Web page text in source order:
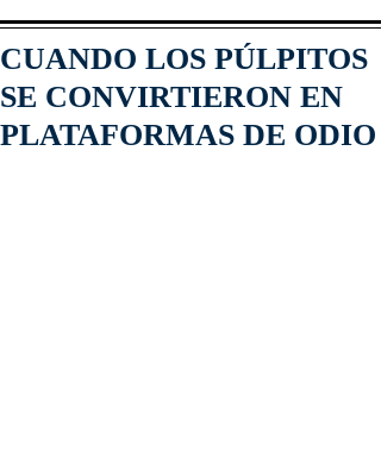
CUANDO LOS PÚLPITOS
SE CONVIRTIERON EN
PLATAFORMAS DE ODIO